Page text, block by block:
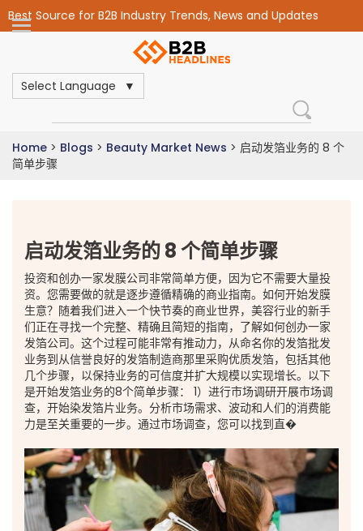
Best Source for B2B Industry Trends, News and Updates
Select Language
Home > Blogs > Beauty Market News > 启动发箔业务的 8 个
简单步骤
启动发箔业务的 8 个简单步骤
投资和创办一家发膜公司非常简单方便，因为它不需要大量投
资。您需要做的就是逐步遵循精确的商业指南。如何开始发膜
生意？随着我们进入一个快节奏的商业世界，美容行业的新手
们正在寻找一个完整、精确且简短的指南，了解如何创办一家
发箔公司。这个过程可能非常有推动力，从命名你的发箔批发
业务到从信誉良好的发箔制造商那里采购优质发箔，包括其他
几个步骤，以保持业务的可信度并扩大规模以实现增长。以下
是开始发箔业务的8个简单步骤： 1）进行市场调研开展市场调
查，开始染发箔片业务。分析市场需求、波动和人们的消费能
力是至关重要的一步。通过市场调查，您可以找到直�